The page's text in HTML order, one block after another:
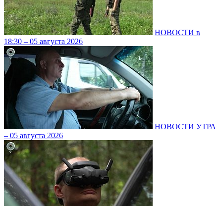
НОВОСТИ в
18:30 – 05 августа 2026
НОВОСТИ УТРА
– 05 августа 2026